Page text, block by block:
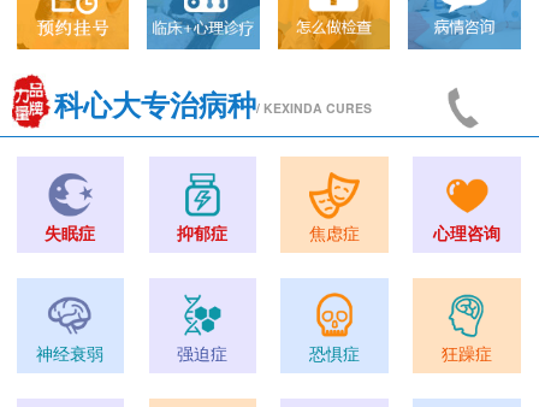
科心大专治病种/ KEXINDA CURES
失眠症 抑郁症 焦虑症 心理咨询
神经衰弱 强迫症 恐惧症 狂躁症